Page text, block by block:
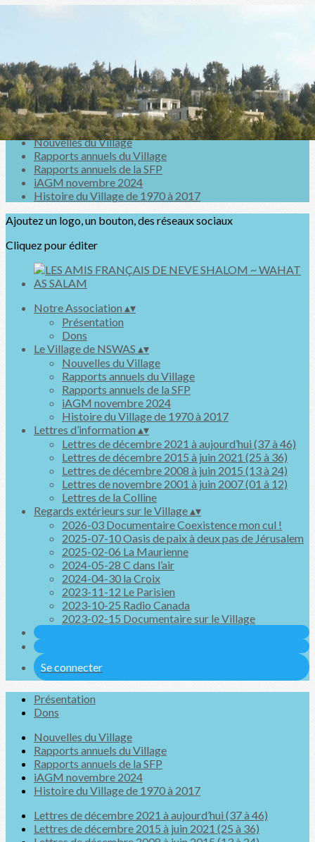
Menu
<
>
Nouvelles du Village
Rapports annuels du Village
Rapports annuels de la SFP
iAGM novembre 2024
Histoire du Village de 1970 à 2017
Ajoutez un logo, un bouton, des réseaux sociaux
Cliquez pour éditer
Notre Association ▴▾
Présentation
Dons
Le Village de NSWAS ▴▾
Nouvelles du Village
Rapports annuels du Village
Rapports annuels de la SFP
iAGM novembre 2024
Histoire du Village de 1970 à 2017
Lettres d’information ▴▾
Lettres de décembre 2021 à aujourd’hui (37 à 46)
Lettres de décembre 2015 à juin 2021 (25 à 36)
Lettres de décembre 2008 à juin 2015 (13 à 24)
Lettres de novembre 2001 à juin 2007 (01 à 12)
Lettres de la Colline
Regards extérieurs sur le Village▴▾
2026-03 Documentaire Coexistence mon cul !
2025-07-10 Oasis de paix à deux pas de Jérusalem
2025-02-06 La Maurienne
2024-05-28 C dans l’air
2024-04-30 la Croix
2023-11-12 Le Parisien
2023-10-25 Radio Canada
2023-02-15 Documentaire sur le Village
Se connecter
Présentation
Dons
Nouvelles du Village
Rapports annuels du Village
Rapports annuels de la SFP
iAGM novembre 2024
Histoire du Village de 1970 à 2017
Lettres de décembre 2021 à aujourd’hui (37 à 46)
Lettres de décembre 2015 à juin 2021 (25 à 36)